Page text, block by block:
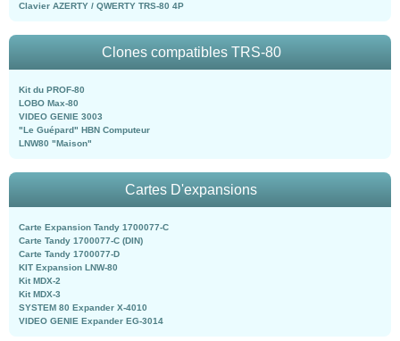
Clavier AZERTY / QWERTY TRS-80 4P
Clones compatibles TRS-80
Kit du PROF-80
LOBO Max-80
VIDEO GENIE 3003
"Le Guépard" HBN Computeur
LNW80 "Maison"
Cartes D'expansions
Carte Expansion Tandy 1700077-C
Carte Tandy 1700077-C (DIN)
Carte Tandy 1700077-D
KIT Expansion LNW-80
Kit MDX-2
Kit MDX-3
SYSTEM 80 Expander X-4010
VIDEO GENIE Expander EG-3014